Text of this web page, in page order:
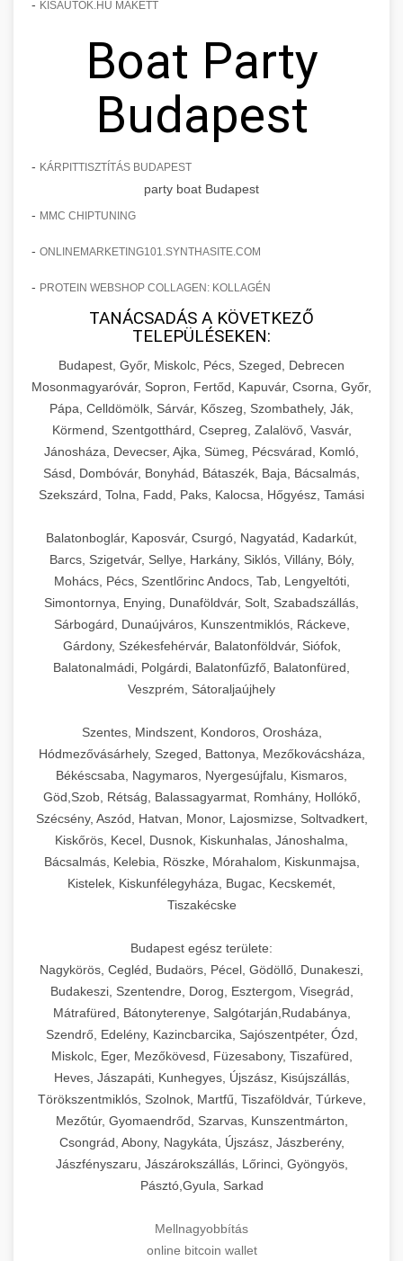
- KISAUTOK.HU MAKETT
Boat Party
Budapest
- KÁRPITTISZTÍTÁS BUDAPEST
party boat Budapest
- MMC CHIPTUNING
- ONLINEMARKETING101.SYNTHASITE.COM
- PROTEIN WEBSHOP COLLAGEN: KOLLAGÉN
TANÁCSADÁS A KÖVETKEZŐ
TELEPÜLÉSEKEN:
Budapest, Győr, Miskolc, Pécs, Szeged, Debrecen
Mosonmagyaróvár, Sopron, Fertőd, Kapuvár, Csorna, Győr,
Pápa, Celldömölk, Sárvár, Kőszeg, Szombathely, Ják,
Körmend, Szentgotthárd, Csepreg, Zalalövő, Vasvár,
Jánosháza, Devecser, Ajka, Sümeg, Pécsvárad, Komló,
Sásd, Dombóvár, Bonyhád, Bátaszék, Baja, Bácsalmás,
Szekszárd, Tolna, Fadd, Paks, Kalocsa, Hőgyész, Tamási
Balatonboglár, Kaposvár, Csurgó, Nagyatád, Kadarkút,
Barcs, Szigetvár, Sellye, Harkány, Siklós, Villány, Bóly,
Mohács, Pécs, Szentlőrinc Andocs, Tab, Lengyeltóti,
Simontornya, Enying, Dunaföldvár, Solt, Szabadszállás,
Sárbogárd, Dunaújváros, Kunszentmiklós, Ráckeve,
Gárdony, Székesfehérvár, Balatonföldvár, Siófok,
Balatonalmádi, Polgárdi, Balatonfűzfő, Balatonfüred,
Veszprém, Sátoraljaújhely
Szentes, Mindszent, Kondoros, Orosháza,
Hódmezővásárhely, Szeged, Battonya, Mezőkovácsháza,
Békéscsaba, Nagymaros, Nyergesújfalu, Kismaros,
Göd,Szob, Rétság, Balassagyarmat, Romhány, Hollókő,
Szécsény, Aszód, Hatvan, Monor, Lajosmizse, Soltvadkert,
Kiskőrös, Kecel, Dusnok, Kiskunhalas, Jánoshalma,
Bácsalmás, Kelebia, Röszke, Mórahalom, Kiskunmajsa,
Kistelek, Kiskunfélegyháza, Bugac, Kecskemét,
Tiszakécske
Budapest egész területe:
Nagykörös, Cegléd, Budaörs, Pécel, Gödöllő, Dunakeszi,
Budakeszi, Szentendre, Dorog, Esztergom, Visegrád,
Mátrafüred, Bátonyterenye, Salgótarján,Rudabánya,
Szendrő, Edelény, Kazincbarcika, Sajószentpéter, Ózd,
Miskolc, Eger, Mezőkövesd, Füzesabony, Tiszafüred,
Heves, Jászapáti, Kunhegyes, Újszász, Kisújszállás,
Törökszentmiklós, Szolnok, Martfű, Tiszaföldvár, Túrkeve,
Mezőtúr, Gyomaendrőd, Szarvas, Kunszentmárton,
Csongrád, Abony, Nagykáta, Újszász, Jászberény,
Jászfényszaru, Jászárokszállás, Lőrinci, Gyöngyös,
Pásztó,Gyula, Sarkad
Mellnagyobbítás
online bitcoin wallet